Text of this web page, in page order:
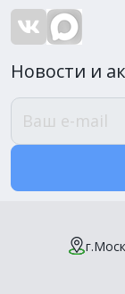
Новости и